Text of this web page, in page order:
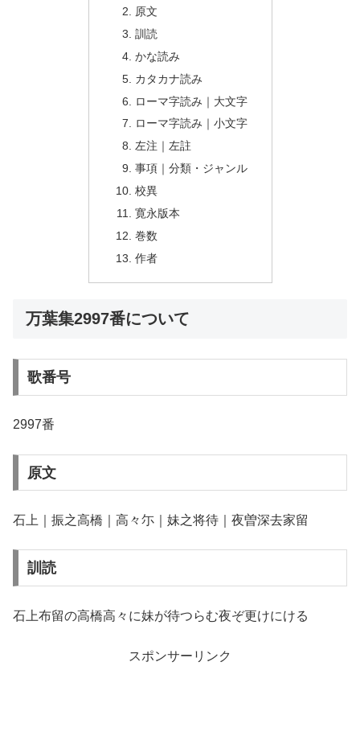
原文
訓読
かな読み
カタカナ読み
ローマ字読み｜大文字
ローマ字読み｜小文字
左注｜左註
事項｜分類・ジャンル
校異
寛永版本
巻数
作者
万葉集2997番について
歌番号
2997番
原文
石上｜振之高橋｜高々尓｜妹之将待｜夜曽深去家留
訓読
石上布留の高橋高々に妹が待つらむ夜ぞ更けにける
スポンサーリンク